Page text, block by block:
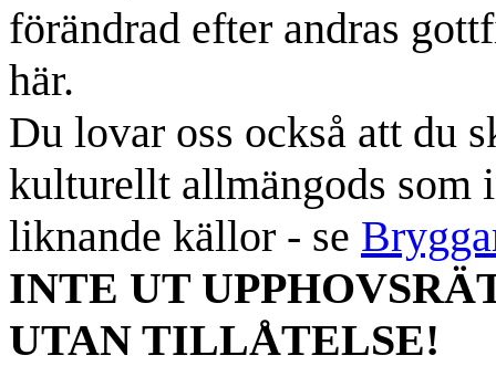
förändrad efter andras
här.
Du lovar oss också att du
kulturellt allmängods som
liknande källor - se
INTE UT
UTAN TILLÅTELSE!